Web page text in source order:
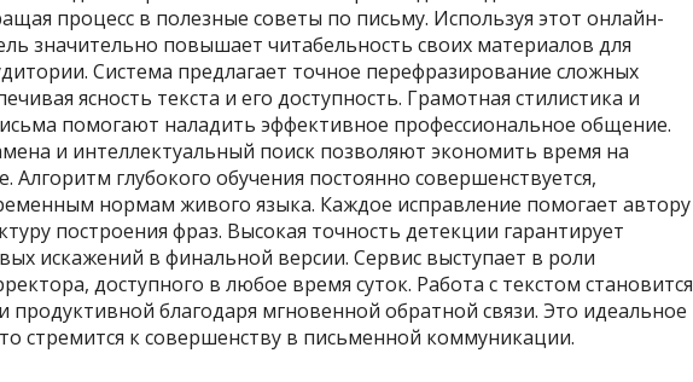
процесс в полезные советы по письму. Используя этот онлайн-
значительно повышает читабельность своих материалов для
Система предлагает точное перефразирование сложных
ясность текста и его доступность. Грамотная стилистика и
помогают наладить эффективное профессиональное общение.
и интеллектуальный поиск позволяют экономить время на
Алгоритм глубокого обучения постоянно совершенствуется,
нормам живого языка. Каждое исправление помогает автору
построения фраз. Высокая точность детекции гарантирует
искажений в финальной версии. Сервис выступает в роли
доступного в любое время суток. Работа с текстом становится
продуктивной благодаря мгновенной обратной связи. Это идеальное
стремится к совершенству в письменной коммуникации.